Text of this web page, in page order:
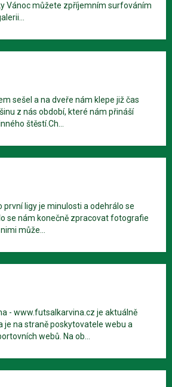
Vánoc můžete zpříjemním surfováním
sešel a na dveře nám klepe již čas
z nás období, které nám přináší
štěstí.Ch...
první ligy je minulosti a odehrálo se
se nám konečně zpracovat fotografie
může...
- www.futsalkarvina.cz je aktuálně
je na straně poskytovatele webu a
webů. Na ob...